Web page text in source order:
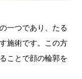
一つであり、たる
施術です。この方
ことで顔の輪郭を